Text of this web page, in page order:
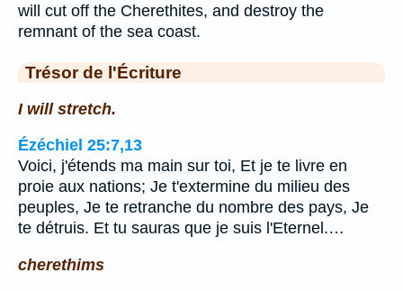
will cut off the Cherethites, and destroy the
remnant of the sea coast.
Trésor de l'Écriture
I will stretch.
Ézéchiel 25:7,13
Voici, j'étends ma main sur toi, Et je te livre en
proie aux nations; Je t'extermine du milieu des
peuples, Je te retranche du nombre des pays, Je
te détruis. Et tu sauras que je suis l'Eternel.…
cherethims